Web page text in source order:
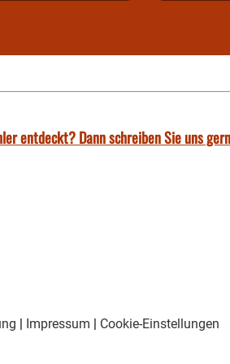
entdeckt? Dann schreiben Sie uns
| Impressum | Cookie-Einstellungen